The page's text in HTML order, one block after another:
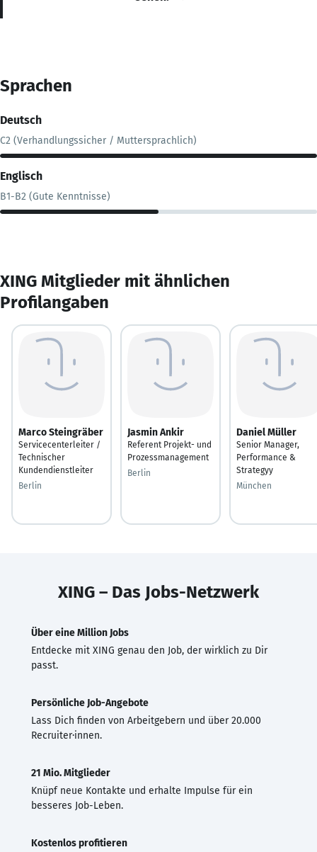
Sprachen
Deutsch
C2 (Verhandlungssicher / Muttersprachlich)
Englisch
B1-B2 (Gute Kenntnisse)
XING Mitglieder mit ähnlichen
Profilangaben
Marco Steingräber
Servicecenterleiter /
Technischer
Kundendienstleiter
Berlin
Jasmin Ankir
Referent Projekt- und
Prozessmanagement
Berlin
Daniel Müller
Senior Manager,
Performance &
Strategyy
München
XING – Das Jobs-Netzwerk
Über eine Million Jobs
Entdecke mit XING genau den Job, der wirklich zu Dir
passt.
Persönliche Job-Angebote
Lass Dich finden von Arbeitgebern und über 20.000
Recruiter·innen.
21 Mio. Mitglieder
Knüpf neue Kontakte und erhalte Impulse für ein
besseres Job-Leben.
Kostenlos profitieren